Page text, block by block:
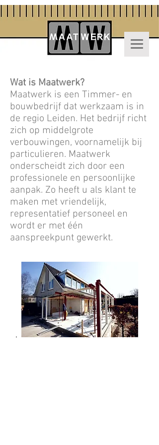
Wat is Maatwerk?
Maatwerk is een Timmer- en
bouwbedrijf dat werkzaam is in
de regio Leiden. Het bedrijf richt
zich op middelgrote
verbouwingen, voornamelijk bij
particulieren. Maatwerk
onderscheidt zich door een
professionele en persoonlijke
aanpak. Zo heeft u als klant te
maken met vriendelijk,
representatief personeel en
wordt er met één
aanspreekpunt gewerkt.